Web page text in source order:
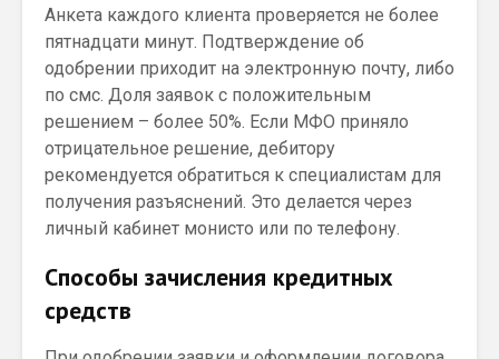
Анкета каждого клиента проверяется не более
пятнадцати минут. Подтверждение об
одобрении приходит на электронную почту, либо
по смс. Доля заявок с положительным
решением – более 50%. Если МФО приняло
отрицательное решение, дебитору
рекомендуется обратиться к специалистам для
получения разъяснений. Это делается через
личный кабинет монисто или по телефону.
Способы зачисления кредитных
средств